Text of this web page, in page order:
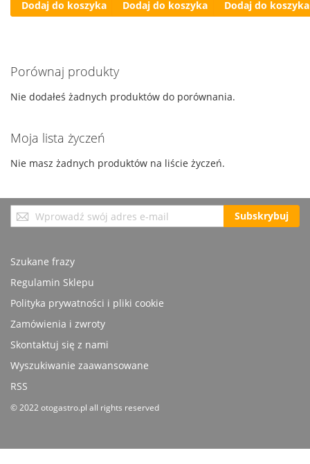
Dodaj do koszyka Dodaj do koszyka Dodaj do koszyka
Porównaj produkty
Nie dodałeś żadnych produktów do porównania.
Moja lista życzeń
Nie masz żadnych produktów na liście życzeń.
Subskrybuj
nasz
Subskrybuj
Szukane frazy
Regulamin Sklepu
Polityka prywatności i pliki cookie
Zamówienia i zwroty
Skontaktuj się z nami
Wyszukiwanie zaawansowane
RSS
© 2022 otogastro.pl all rights reserved